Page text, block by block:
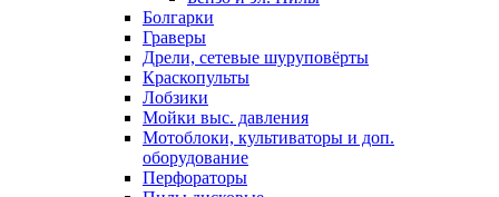
Болгарки
Граверы
Дрели, сетевые шуруповёрты
Краскопульты
Лобзики
Мойки выс. давления
Мотоблоки, культиваторы и доп.
оборудование
Перфораторы